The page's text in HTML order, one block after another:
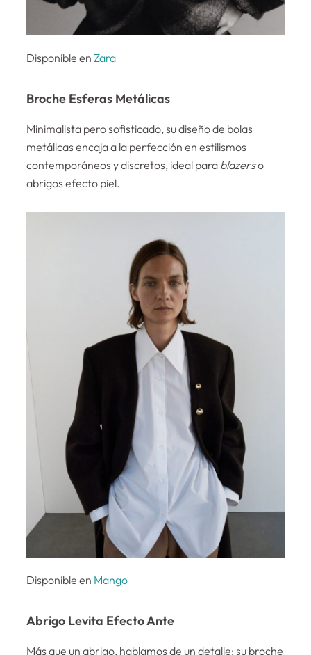
Disponible en Zara
Broche Esferas Metálicas
Minimalista pero sofisticado, su diseño de bolas
metálicas encaja a la perfección en estilismos
contemporáneos y discretos, ideal para blazerso
abrigos efecto piel.
Disponible en Mango
Abrigo Levita Efecto Ante
Más que un abrigo, hablamos de un detalle: su broche